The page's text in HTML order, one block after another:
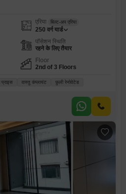
एरिया बिल्ट-अप एरिया
250 वर्ग यार्ड
पॉसेशन स्थिति
रहने के लिए तैयार
Floor
2nd of 3 Floors
वास्तु कंप्लायंट फ़ुली रेनोवेटेड